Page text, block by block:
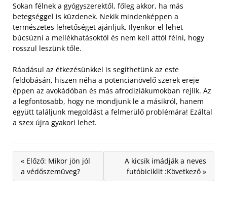
Sokan félnek a gyógyszerektől, főleg akkor, ha más
betegséggel is küzdenek. Nekik mindenképpen a
természetes lehetőséget ajánljuk. Ilyenkor el lehet
búcsúzni a mellékhatásoktól és nem kell attól félni, hogy
rosszul leszünk tőle.
Ráadásul az étkezésünkkel is segíthetünk az este
feldobásán, hiszen néha a potencianövelő szerek ereje
éppen az avokádóban és más afrodiziákumokban rejlik. Az
a legfontosabb, hogy ne mondjunk le a másikról, hanem
együtt találjunk megoldást a felmerülő problémára! Ezáltal
a szex újra gyakori lehet.
« Előző: Mikor jön jól
a védőszemüveg?
A kicsik imádják a neves
futóbiciklit :Következő »